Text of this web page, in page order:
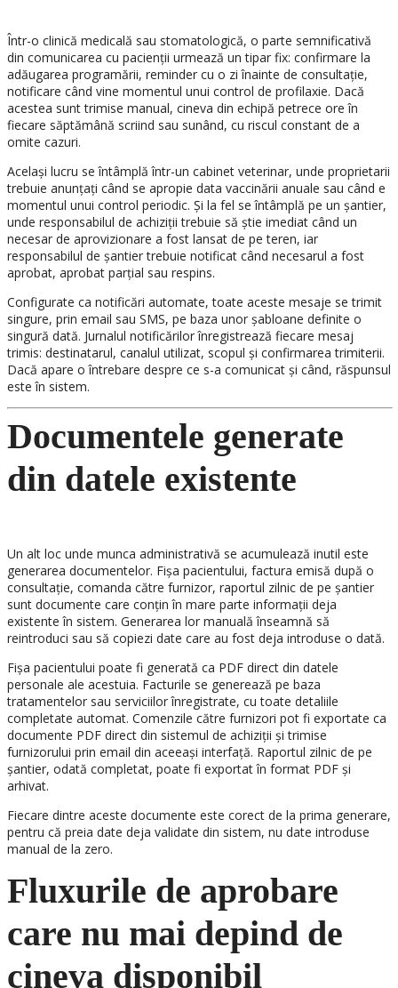
Într-o clinică medicală sau stomatologică, o parte semnificativă
din comunicarea cu pacienții urmează un tipar fix: confirmare la
adăugarea programării, reminder cu o zi înainte de consultație,
notificare când vine momentul unui control de profilaxie. Dacă
acestea sunt trimise manual, cineva din echipă petrece ore în
fiecare săptămână scriind sau sunând, cu riscul constant de a
omite cazuri.
Același lucru se întâmplă într-un cabinet veterinar, unde proprietarii
trebuie anunțați când se apropie data vaccinării anuale sau când e
momentul unui control periodic. Și la fel se întâmplă pe un șantier,
unde responsabilul de achiziții trebuie să știe imediat când un
necesar de aprovizionare a fost lansat de pe teren, iar
responsabilul de șantier trebuie notificat când necesarul a fost
aprobat, aprobat parțial sau respins.
Configurate ca notificări automate, toate aceste mesaje se trimit
singure, prin email sau SMS, pe baza unor șabloane definite o
singură dată. Jurnalul notificărilor înregistrează fiecare mesaj
trimis: destinatarul, canalul utilizat, scopul și confirmarea trimiterii.
Dacă apare o întrebare despre ce s-a comunicat și când, răspunsul
este în sistem.
Documentele generate
din datele existente
Un alt loc unde munca administrativă se acumulează inutil este
generarea documentelor. Fișa pacientului, factura emisă după o
consultație, comanda către furnizor, raportul zilnic de pe șantier
sunt documente care conțin în mare parte informații deja
existente în sistem. Generarea lor manuală înseamnă să
reintroduci sau să copiezi date care au fost deja introduse o dată.
Fișa pacientului poate fi generată ca PDF direct din datele
personale ale acestuia. Facturile se generează pe baza
tratamentelor sau serviciilor înregistrate, cu toate detaliile
completate automat. Comenzile către furnizori pot fi exportate ca
documente PDF direct din sistemul de achiziții și trimise
furnizorului prin email din aceeași interfață. Raportul zilnic de pe
șantier, odată completat, poate fi exportat în format PDF și
arhivat.
Fiecare dintre aceste documente este corect de la prima generare,
pentru că preia date deja validate din sistem, nu date introduse
manual de la zero.
Fluxurile de aprobare
care nu mai depind de
cineva disponibil